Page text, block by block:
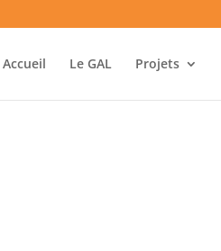
Accueil Le GAL Projets